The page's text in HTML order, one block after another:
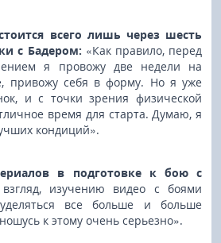
всего лишь через шесть
с Бадером: «Как правило, перед
я провожу две недели на
привожу себя в форму. Но я уже
и с точки зрения физической
время для старта. Думаю, я
кондиций».
в подготовке к бою с
изучению видео с боями
все больше и больше
к этому очень серьезно».